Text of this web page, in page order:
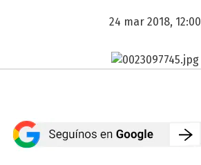
24 mar 2018, 12:00